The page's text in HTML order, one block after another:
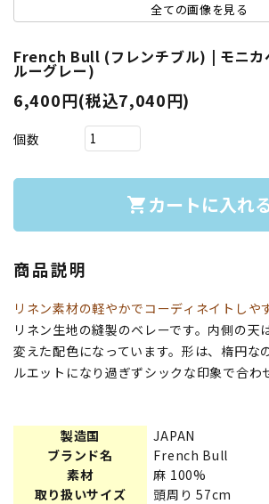
全ての画像を見る
French Bull (フレンチブル) | モニカ
ルーグレー)
6,400円(税込7,040円)
個数
shopping_cart カートに入れ
商品説明
リネン素材の軽やかでコーディネイトしや
リネン生地の縫製のベレーです。内側の天
変えた配色になっています。形は、楕円な
ルエットになり過ぎずシックな印象で合わ
製造国
JAPAN
ブランド名
French Bull
素材
麻 100%
取り扱いサイズ
頭周り 57cm